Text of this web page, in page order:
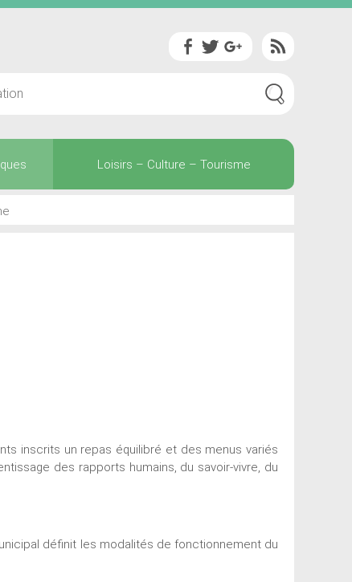
Loisirs – Culture – Tourisme
inscrits un repas équilibré et des menus variés
des rapports humains, du savoir-vivre, du
définit les modalités de fonctionnement du